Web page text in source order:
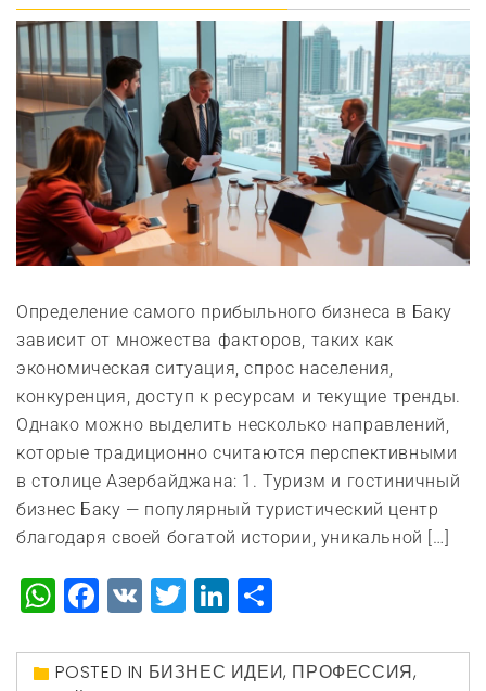
Определение самого прибыльного бизнеса в Баку
зависит от множества факторов, таких как
экономическая ситуация, спрос населения,
конкуренция, доступ к ресурсам и текущие тренды.
Однако можно выделить несколько направлений,
которые традиционно считаются перспективными
в столице Азербайджана: 1. Туризм и гостиничный
бизнес Баку — популярный туристический центр
благодаря своей богатой истории, уникальной […]
WhatsApp
Facebook
VK TwitterLinkedIn
POSTED IN БИЗНЕС ИДЕИ, ПРОФЕССИЯ,